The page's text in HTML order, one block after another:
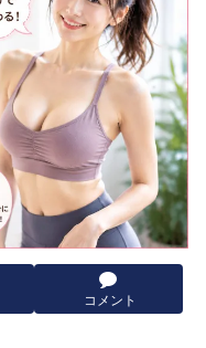
コメント